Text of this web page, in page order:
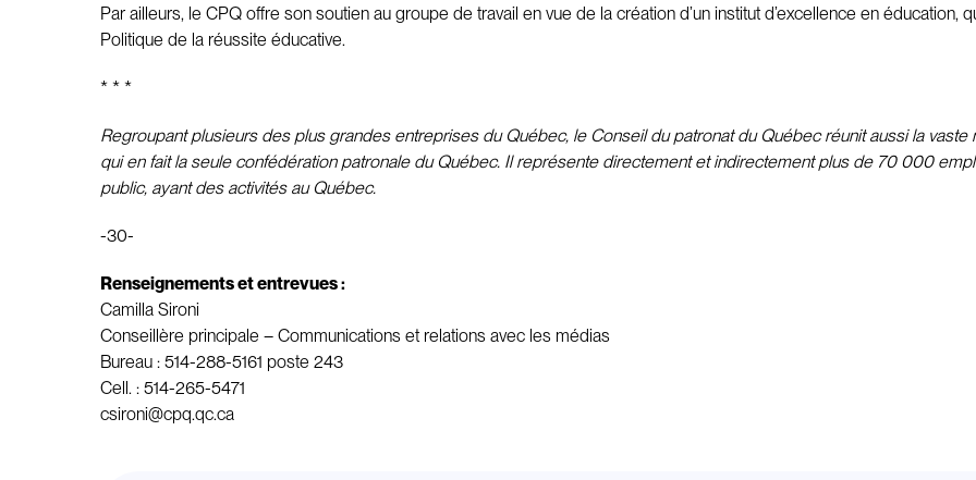
Par ailleurs, le CPQ offre son soutien au groupe de travail en vue de la création d’un institut d’excellence en éducation,
Politique de la réussite éducative.
* * *
Regroupant plusieurs des plus grandes entreprises du Québec, le Conseil du patronat du Québec réunit aussi la
qui en fait la seule confédération patronale du Québec. Il représente directement et indirectement plus de 70 000
public, ayant des activités au Québec.
-30-
Renseignements et entrevues :
Camilla Sironi
Conseillère principale – Communications et relations avec les médias
Bureau : 514-288-5161 poste 243
Cell. : 514-265-5471
csironi@cpq.qc.ca